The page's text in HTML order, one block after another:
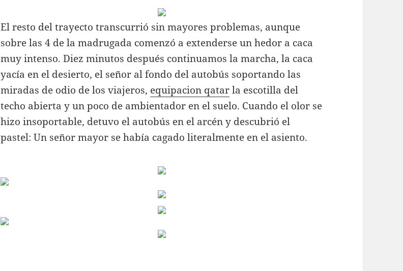
El resto del trayecto transcurrió sin mayores problemas, aunque
sobre las 4 de la madrugada comenzó a extenderse un hedor a caca
muy intenso. Diez minutos después continuamos la marcha, la caca
yacía en el desierto, el señor al fondo del autobús soportando las
miradas de odio de los viajeros, equipacion qatarla escotilla del
techo abierta y un poco de ambientador en el suelo. Cuando el olor se
hizo insoportable, detuvo el autobús en el arcén y descubrió el
pastel: Un señor mayor se había cagado literalmente en el asiento.